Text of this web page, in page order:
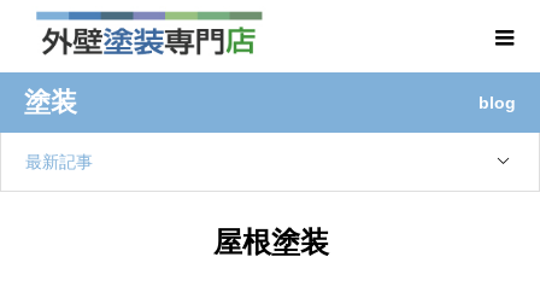
塗装 blog
最新記事
屋根塗装